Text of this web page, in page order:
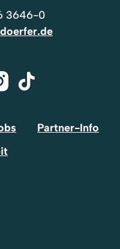
3646-0
Tik-
Partner-Info